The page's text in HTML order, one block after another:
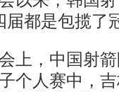
届都是包揽了
，中国射箭
个人赛中，